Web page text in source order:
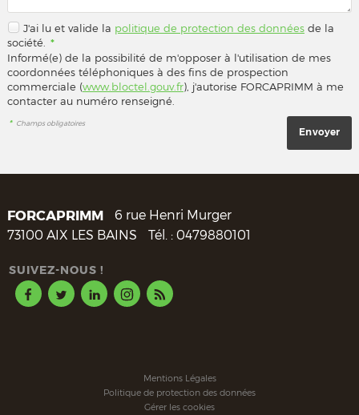
J'ai lu et valide la politique de protection des donnéesde la
société.
*
Informé(e) de la possibilité de m'opposer à l'utilisation de mes
coordonnées téléphoniques à des fins de prospection
commerciale (www.bloctel.gouv.fr), j'autorise FORCAPRIMM à me
contacter au numéro renseigné.
* Champs obligatoires
FORCAPRIMM
6 rue Henri Murger
73100 AIX LES BAINS Tél. : 0479880101
SUIVEZ-NOUS !
Mentions Légales
Politique de protection des données
Gérer les cookies